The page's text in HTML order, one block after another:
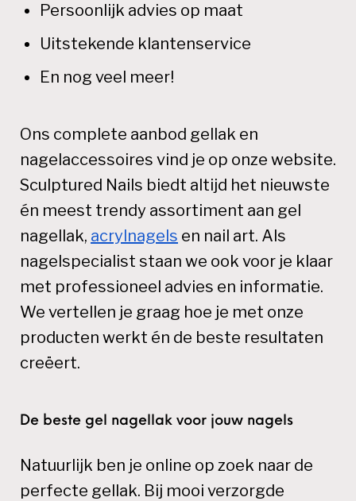
Persoonlijk advies op maat
Uitstekende klantenservice
En nog veel meer!
Ons complete aanbod gellak en
nagelaccessoires vind je op onze website.
Sculptured Nails biedt altijd het nieuwste
én meest trendy assortiment aan gel
nagellak, acrylnagels en nail art. Als
nagelspecialist staan we ook voor je klaar
met professioneel advies en informatie.
We vertellen je graag hoe je met onze
producten werkt én de beste resultaten
creëert.
De beste gel nagellak voor jouw nagels
Natuurlijk ben je online op zoek naar de
perfecte gellak. Bij mooi verzorgde